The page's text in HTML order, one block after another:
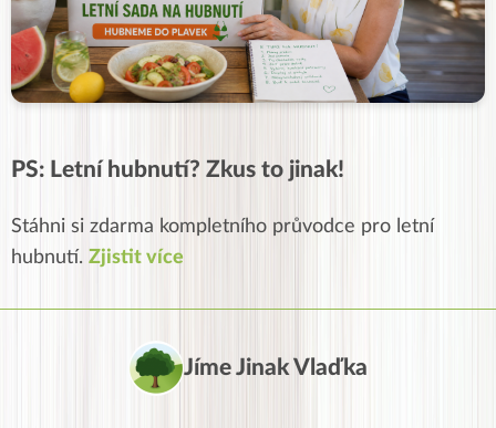
PS: Letní hubnutí? Zkus to jinak!
Stáhni si zdarma kompletního průvodce pro letní
hubnutí. Zjistit více
Jíme Jinak Vlaďka